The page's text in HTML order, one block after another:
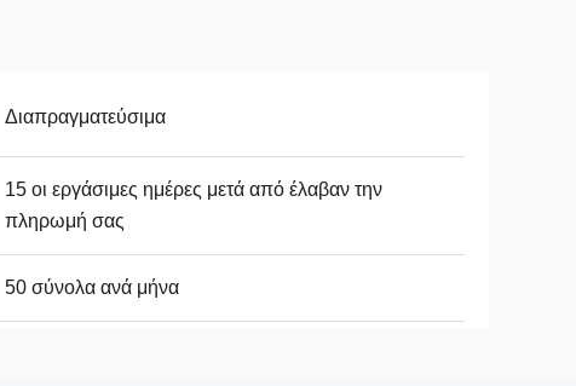
Διαπραγματεύσιμα
15 οι εργάσιμες ημέρες μετά από έλαβαν την
πληρωμή σας
50 σύνολα ανά μήνα